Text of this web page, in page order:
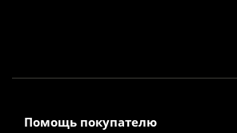
Помощь покупателю